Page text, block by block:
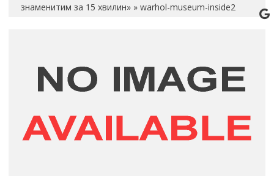
знаменитим за 15 хвилин» » warhol-museum-inside2